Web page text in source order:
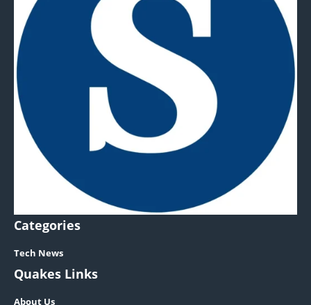
Categories
Tech News
Quakes Links
About Us